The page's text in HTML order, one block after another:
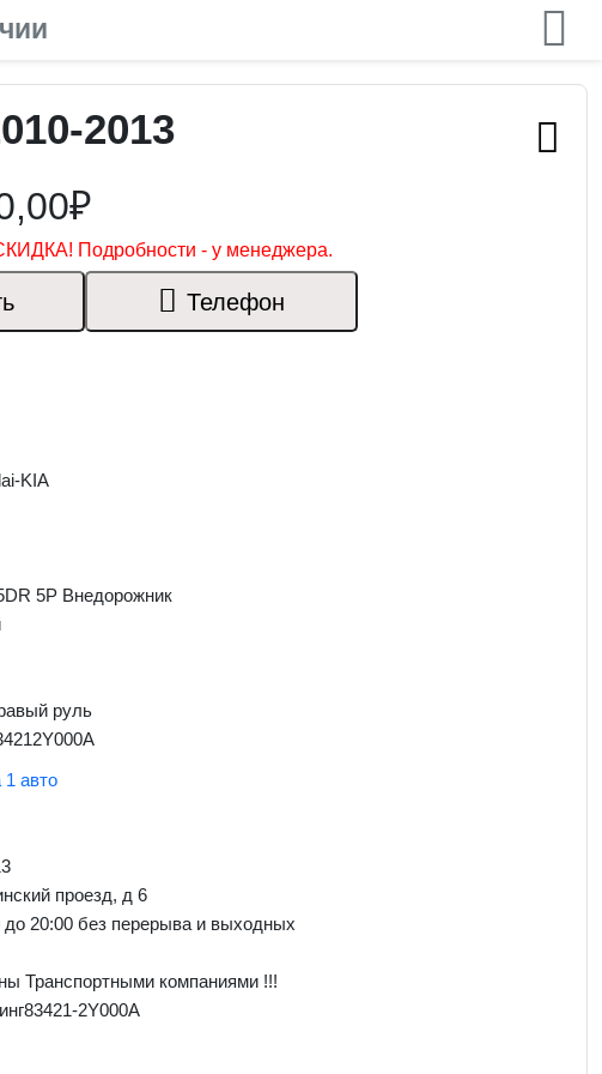
2013
Подробности - у менеджера.
Телефон
KIA
5P Внедорожник
руль
авто
проезд, д 6
до 20:00 без перерыва и выходных
Транспортными компаниями !!!
2Y000A